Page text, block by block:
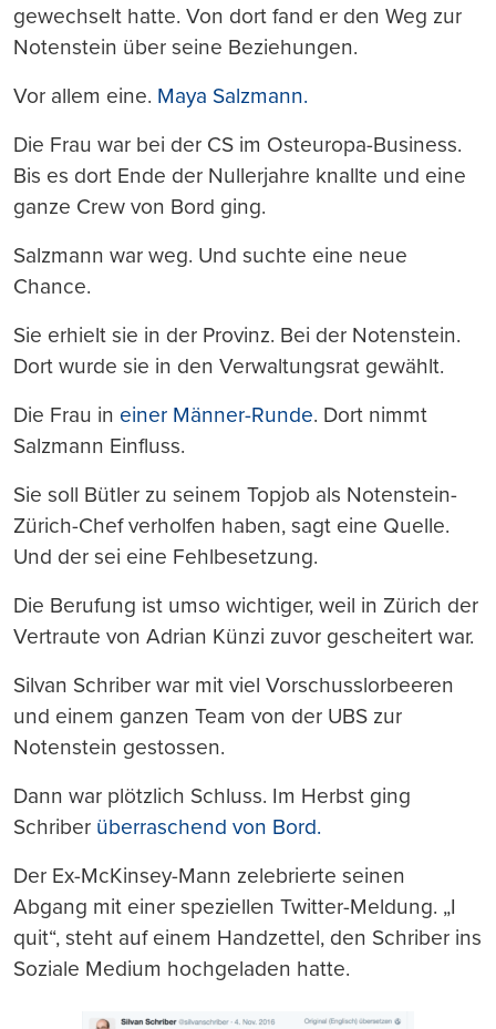
gewechselt hatte. Von dort fand er den Weg zur
Notenstein über seine Beziehungen.
Vor allem eine. Maya Salzmann.
Die Frau war bei der CS im Osteuropa-Business.
Bis es dort Ende der Nullerjahre knallte und eine
ganze Crew von Bord ging.
Salzmann war weg. Und suchte eine neue
Chance.
Sie erhielt sie in der Provinz. Bei der Notenstein.
Dort wurde sie in den Verwaltungsrat gewählt.
Die Frau in einer Männer-Runde. Dort nimmt
Salzmann Einfluss.
Sie soll Bütler zu seinem Topjob als Notenstein-
Zürich-Chef verholfen haben, sagt eine Quelle.
Und der sei eine Fehlbesetzung.
Die Berufung ist umso wichtiger, weil in Zürich der
Vertraute von Adrian Künzi zuvor gescheitert war.
Silvan Schriber war mit viel Vorschusslorbeeren
und einem ganzen Team von der UBS zur
Notenstein gestossen.
Dann war plötzlich Schluss. Im Herbst ging
Schriber überraschend von Bord.
Der Ex-McKinsey-Mann zelebrierte seinen
Abgang mit einer speziellen Twitter-Meldung. „I
quit“, steht auf einem Handzettel, den Schriber ins
Soziale Medium hochgeladen hatte.